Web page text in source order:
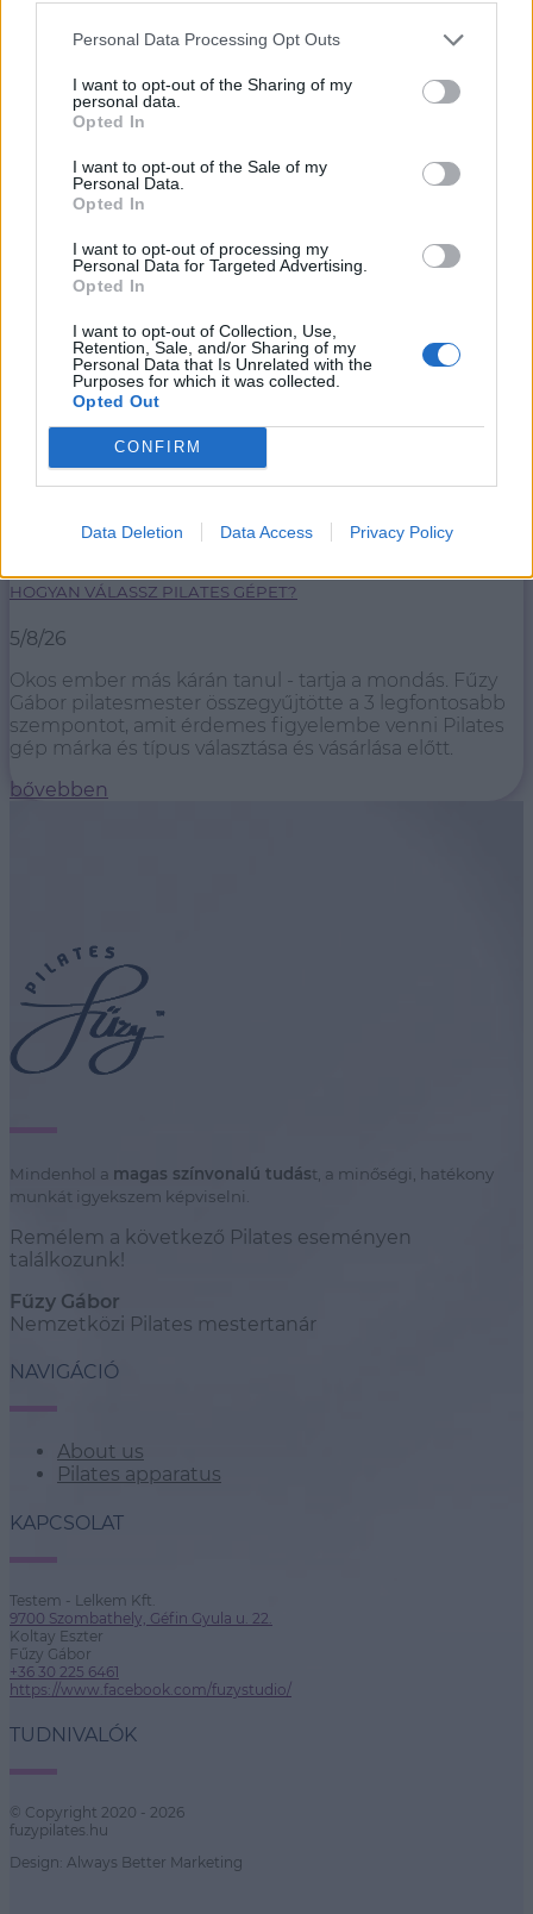
Personal Data Processing Opt Outs
I want to opt-out of the Sharing of my
personal data.
Opted In
I want to opt-out of the Sale of my
Personal Data.
Opted In
I want to opt-out of processing my
Personal Data for Targeted Advertising.
Opted In
I want to opt-out of Collection, Use,
Retention, Sale, and/or Sharing of my
Personal Data that Is Unrelated with the
Purposes for which it was collected.
Opted Out
CONFIRM
Data Deletion Data Access Privacy Policy
PILATES A STRESSZ NEGATÍV HATÁSAI ELLEN
bővebben
HOGYAN VÁLASSZ PILATES GÉPET?
5/8/26
Okos ember más kárán tanul - tartja a mondás. Fűzy
Gábor pilatesmester összegyűjtötte a 3 legfontosabb
szempontot, amit érdemes figyelembe venni Pilates
gép márka és típus választása és vásárlása előtt.
bővebben
Mindenhol a magas színvonalú tudást, a minőségi, hatékony
munkát igyekszem képviselni.
Remélem a következő Pilates eseményen
találkozunk!
Fűzy Gábor
Nemzetközi Pilates mestertanár
NAVIGÁCIÓ
About us
Pilates apparatus
KAPCSOLAT
Testem - Lelkem Kft.
9700 Szombathely, Géfin Gyula u. 22.
Koltay Eszter
Fűzy Gábor
+36 30 225 6461
https://www.facebook.com/fuzystudio/
TUDNIVALÓK
© Copyright 2020 - 2026
fuzypilates.hu
Design: Always Better Marketing